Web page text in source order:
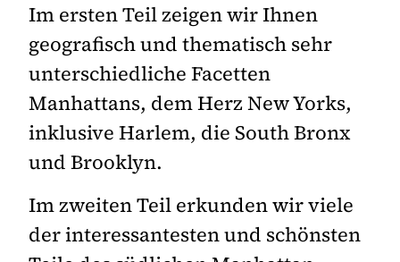
Im ersten Teil zeigen wir Ihnen
geografisch und thematisch sehr
unterschiedliche Facetten
Manhattans, dem Herz New Yorks,
inklusive Harlem, die South Bronx
und Brooklyn.
Im zweiten Teil erkunden wir viele
der interessantesten und schönsten